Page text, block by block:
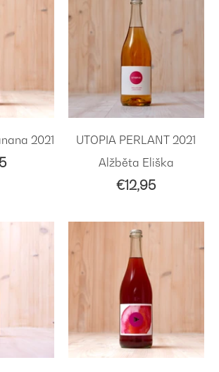
2021
UTOPIA PERLANT 2021
Alžběta Eliška
€12,95